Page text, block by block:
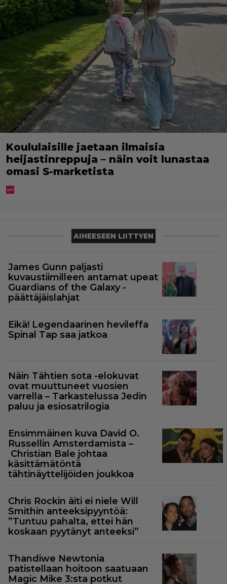
Koululaisille jaetaan ilmaisia
heijastinreppuja – näin voit lunastaa
omasi S-marketista
AIHEESEEN LIITTYEN
James Gunn paljasti
kuvaustiimilleen antamat upeat
Guardians of the Galaxy -
päättäjäislahjat
Eikä! Legendaarinen hevileffa
Spinal Tap saa jatkoa
Näin Tähtien sota -elokuvat
ovat muuttuneet vuosien
varrella – Tarkastelussa Jedin
paluu ja esiosatrilogia
Ensimmäinen kuva David O.
Russellin Amsterdamista –
Christian Bale johtaa
käsittämätöntä
tähtinäyttelijöiden joukkoa
Chris Rockin äiti ei niele Will
Smithin anteeksipyyntöä:
”Tuntuu pahalta, ettei hän
koskaan pyytänyt anteeksi”
Thandiwe Newtonia
patistellaan hoitoon saatuaan
Magic Mike 3:sta potkut